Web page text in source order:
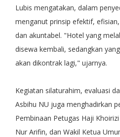
Lubis mengatakan, dalam
menganut prinsip efektif,
dan akuntabel. "Hotel yang
disewa kembali, sedangkan
akan dikontrak lagi," ujarnya.
Kegiatan silaturahim, evaluasi
Asbihu NU juga menghadirkan
Pembinaan Petugas Haji
Nur Arifin, dan Wakil Ketua